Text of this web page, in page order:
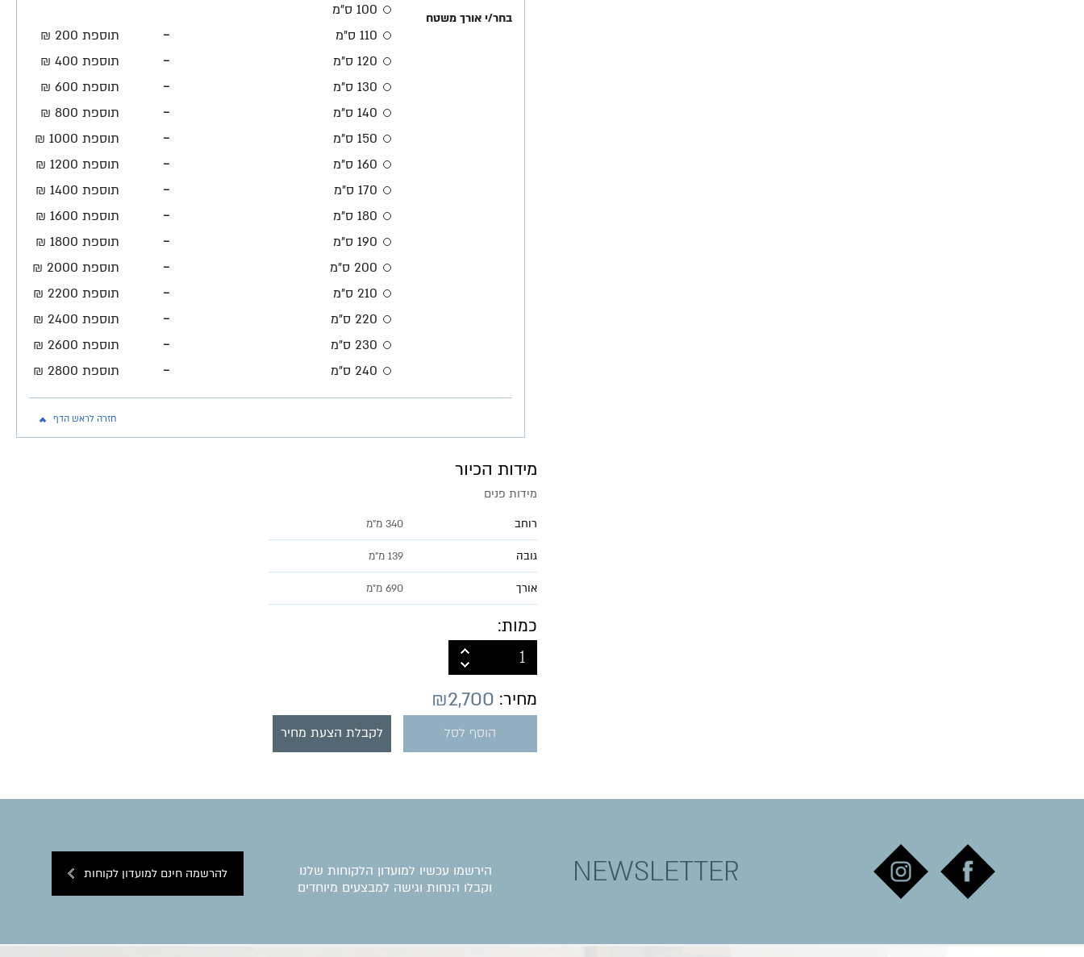
בחר/י אורך משטח
100 ס"מ
110 ס"מ
-
תוספת 200 ₪
120 ס"מ
-
תוספת 400 ₪
130 ס"מ
-
תוספת 600 ₪
140 ס"מ
-
תוספת 800 ₪
150 ס"מ
-
תוספת 1000 ₪
160 ס"מ
-
תוספת 1200 ₪
170 ס"מ
-
תוספת 1400 ₪
180 ס"מ
-
תוספת 1600 ₪
190 ס"מ
-
תוספת 1800 ₪
200 ס"מ
-
תוספת 2000 ₪
210 ס"מ
-
תוספת 2200 ₪
220 ס"מ
-
תוספת 2400 ₪
230 ס"מ
-
תוספת 2600 ₪
240 ס"מ
- תוספת 2800 ₪
חזרה לראש הדף
מידות הכיור
מידות פנים
רוחב 340 מ"מ
גובה 139 מ״מ
אורך 690 מ״מ
כמות:
מחיר: ₪2,700
הוסף לסל לקבלת הצעת מחיר
NEWSLETTER
הירשמו עכשיו למועדון הלקוחות שלנו
וקבלו הנחות וגישה למבצעים מיוחדים
להרשמה חינם למועדון לקוחות